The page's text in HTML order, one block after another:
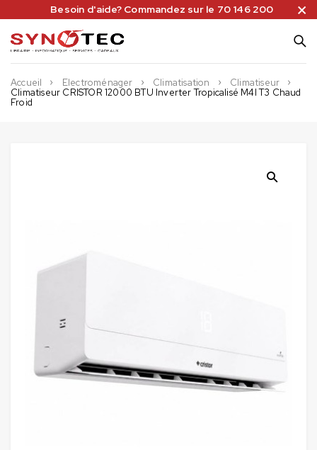
Besoin d'aide? Commandez sur le 70 146 200
Accueil Electroménager Climatisation
Climatiseur
Climatiseur CRISTOR 12000 BTU Inverter Tropicalisé M4I T3 Chaud
Froid